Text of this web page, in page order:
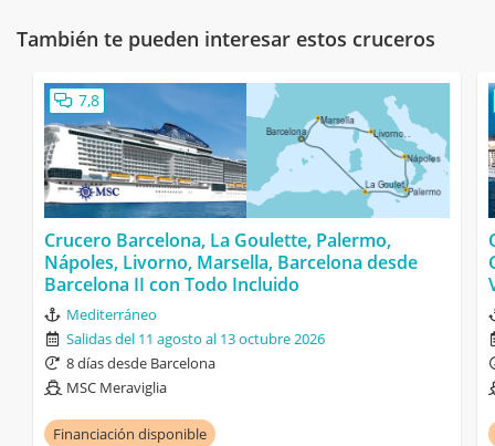
También te pueden interesar estos cruceros
7,8
Crucero Barcelona, La Goulette, Palermo,
Nápoles, Livorno, Marsella, Barcelona desde
Barcelona II con Todo Incluido
Mediterráneo
Salidas del 11 agosto al 13 octubre 2026
8 días desde Barcelona
MSC Meraviglia
Financiación disponible